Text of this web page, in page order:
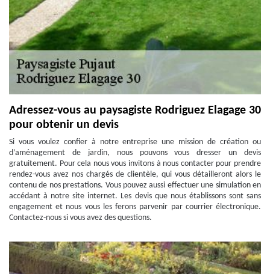
Adressez-vous au paysagiste Rodriguez Elagage 30
pour obtenir un devis
Si vous voulez confier à notre entreprise une mission de création ou
d’aménagement de jardin, nous pouvons vous dresser un devis
gratuitement. Pour cela nous vous invitons à nous contacter pour prendre
rendez-vous avez nos chargés de clientèle, qui vous détailleront alors le
contenu de nos prestations. Vous pouvez aussi effectuer une simulation en
accédant à notre site internet. Les devis que nous établissons sont sans
engagement et nous vous les ferons parvenir par courrier électronique.
Contactez-nous si vous avez des questions.